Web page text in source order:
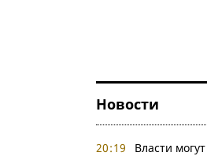
Новости
20:19
Власти